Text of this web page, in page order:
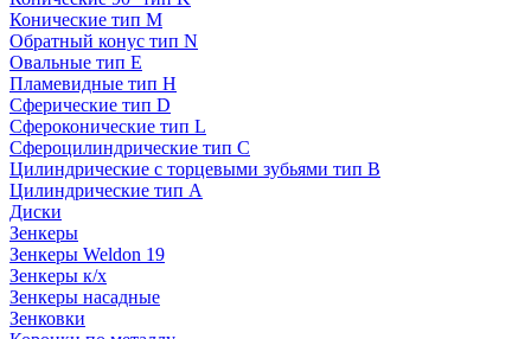
Конические тип M
Обратный конус тип N
Овальные тип E
Пламевидные тип H
Сферические тип D
Сфероконические тип L
Сфероцилиндрические тип C
Цилиндрические с торцевыми зубьями тип B
Цилиндрические тип А
Диски
Зенкеры
Зенкеры Weldon 19
Зенкеры к/х
Зенкеры насадные
Зенковки